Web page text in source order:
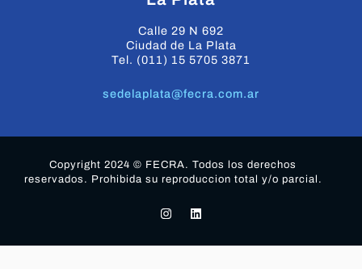
Calle 29 N 692
Ciudad de La Plata
Tel. (011) 15 5705 3871
sedelaplata@fecra.com.ar
Copyright 2024 © FECRA. Todos los derechos
reservados. Prohibida su reproduccion total y/o parcial.